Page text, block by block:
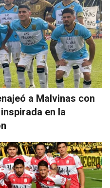
a Malvinas con
en la